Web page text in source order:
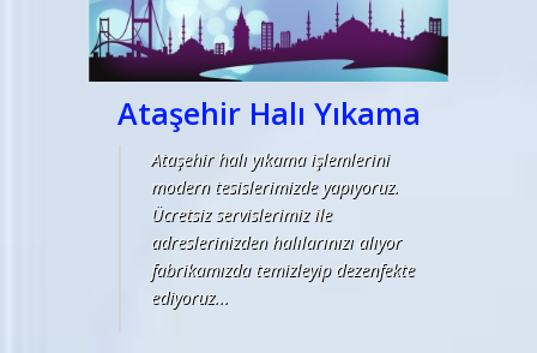
Ataşehir Halı Yıkama
Ataşehir halı yıkama işlemlerini
modern tesislerimizde yapıyoruz.
Ücretsiz servislerimiz ile
adreslerinizden halılarınızı alıyor
fabrikamızda temizleyip dezenfekte
ediyoruz...